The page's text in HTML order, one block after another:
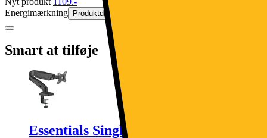
Energimærkning
Produktdatablad
Smart at tilføje
Essentials Single Spring skærm-arm